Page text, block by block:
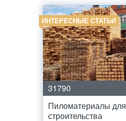
ИНТЕРЕСНЫЕ СТАТЬИ
31790
Пиломатериалы для
строительства